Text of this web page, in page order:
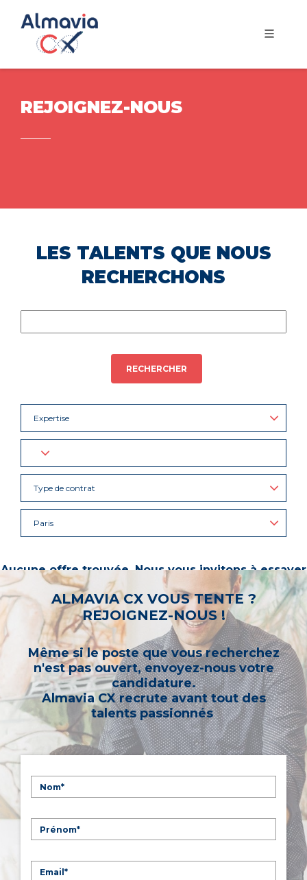
REJOIGNEZ-NOUS
LES TALENTS QUE NOUS
RECHERCHONS
RECHERCHER
Expertise
Type de contrat
Paris
Aucune offre trouvée. Nous vous invitons à essayer
d’autres mots-clés ou à sélectionner un « métier ».
ALMAVIA CX VOUS TENTE ?
REJOIGNEZ-NOUS !
Même si le poste que vous recherchez
n'est pas ouvert, envoyez-nous votre
candidature.
Almavia CX recrute avant tout des
talents passionnés